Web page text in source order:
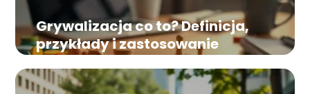
Grywalizacja co to? Definicja,
przykłady i zastosowanie